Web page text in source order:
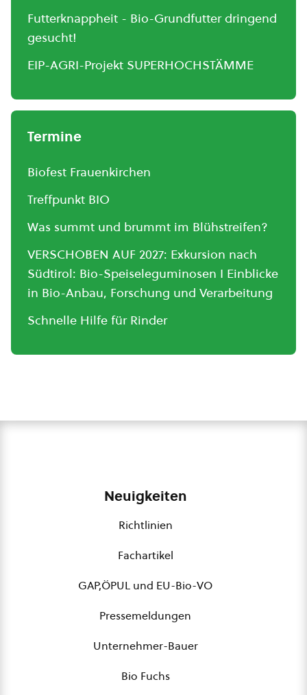
Futterknappheit - Bio-Grundfutter dringend
gesucht!
EIP-AGRI-Projekt SUPERHOCHSTÄMME
Termine
Biofest Frauenkirchen
Treffpunkt BIO
Was summt und brummt im Blühstreifen?
VERSCHOBEN AUF 2027: Exkursion nach
Südtirol: Bio-Speiseleguminosen I Einblicke
in Bio-Anbau, Forschung und Verarbeitung
Schnelle Hilfe für Rinder
Neuigkeiten
Richtlinien
Fachartikel
GAP,ÖPUL und EU-Bio-VO
Pressemeldungen
Unternehmer-Bauer
Bio Fuchs